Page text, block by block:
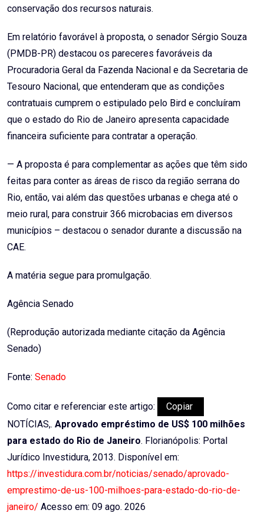
conservação dos recursos naturais.
Em relatório favorável à proposta, o senador Sérgio Souza
(PMDB-PR) destacou os pareceres favoráveis da
Procuradoria Geral da Fazenda Nacional e da Secretaria de
Tesouro Nacional, que entenderam que as condições
contratuais cumprem o estipulado pelo Bird e concluíram
que o estado do Rio de Janeiro apresenta capacidade
financeira suficiente para contratar a operação.
— A proposta é para complementar as ações que têm sido
feitas para conter as áreas de risco da região serrana do
Rio, então, vai além das questões urbanas e chega até o
meio rural, para construir 366 microbacias em diversos
municípios – destacou o senador durante a discussão na
CAE.
A matéria segue para promulgação.
Agência Senado
(Reprodução autorizada mediante citação da Agência
Senado)
Fonte: Senado
Como citar e referenciar este artigo:
Copiar
NOTÍCIAS,. Aprovado empréstimo de US$ 100 milhões
para estado do Rio de Janeiro. Florianópolis: Portal
Jurídico Investidura, 2013. Disponível em:
https://investidura.com.br/noticias/senado/aprovado-
emprestimo-de-us-100-milhoes-para-estado-do-rio-de-
janeiro/ Acesso em: 09 ago. 2026